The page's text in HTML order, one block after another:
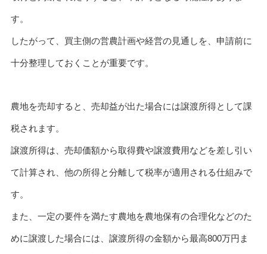
す。
したがって、買主側の営農計画や経営の見通しを、申請前に
十分整理しておくことが重要です。
農地を売却すると、売却益が出た場合には譲渡所得として課
税されます。
譲渡所得は、売却価額から取得費や譲渡費用などを差し引い
て計算され、他の所得と分離して税率が適用される仕組みで
す。
また、一定の要件を満たす農地を農地保有の合理化などのた
めに譲渡した場合には、譲渡所得の金額から最高800万円ま